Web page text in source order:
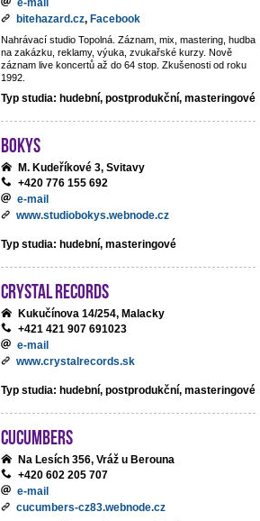
e-mail
bitehazard.cz, Facebook
Nahrávací studio Topolná. Záznam, mix, mastering, hudba
na zakázku, reklamy, výuka, zvukařské kurzy. Nově
záznam live koncertů až do 64 stop. Zkušenosti od roku
1992.
Typ studia: hudební, postprodukční, masteringové
BoKys
M. Kudeříkové 3, Svitavy
+420 776 155 692
e-mail
www.studiobokys.webnode.cz
Typ studia: hudební, masteringové
Crystal Records
Kukučínova 14/254, Malacky
+421 421 907 691023
e-mail
www.crystalrecords.sk
Typ studia: hudební, postprodukční, masteringové
cucumbers
Na Lesích 356, Vráž u Berouna
+420 602 205 707
e-mail
cucumbers-cz83.webnode.cz